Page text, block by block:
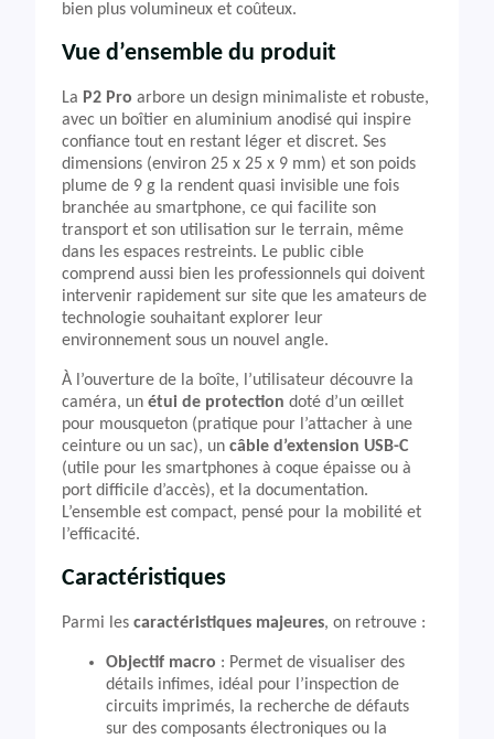
bien plus volumineux et coûteux.
Vue d’ensemble du produit
La P2 Pro arbore un design minimaliste et robuste,
avec un boîtier en aluminium anodisé qui inspire
confiance tout en restant léger et discret. Ses
dimensions (environ 25 x 25 x 9 mm) et son poids
plume de 9 g la rendent quasi invisible une fois
branchée au smartphone, ce qui facilite son
transport et son utilisation sur le terrain, même
dans les espaces restreints. Le public cible
comprend aussi bien les professionnels qui doivent
intervenir rapidement sur site que les amateurs de
technologie souhaitant explorer leur
environnement sous un nouvel angle.
À l’ouverture de la boîte, l’utilisateur découvre la
caméra, un étui de protection doté d’un œillet
pour mousqueton (pratique pour l’attacher à une
ceinture ou un sac), un câble d’extension USB-C
(utile pour les smartphones à coque épaisse ou à
port difficile d’accès), et la documentation.
L’ensemble est compact, pensé pour la mobilité et
l’efficacité.
Caractéristiques
Parmi les caractéristiques majeures, on retrouve :
Objectif macro : Permet de visualiser des
détails infimes, idéal pour l’inspection de
circuits imprimés, la recherche de défauts
sur des composants électroniques ou la